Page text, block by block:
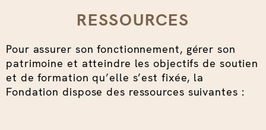
RESSOURCES
Pour assurer son fonctionnement, gérer son
patrimoine et atteindre les objectifs de soutien
et de formation qu’elle s’est fixée, la
Fondation dispose des ressources suivantes :